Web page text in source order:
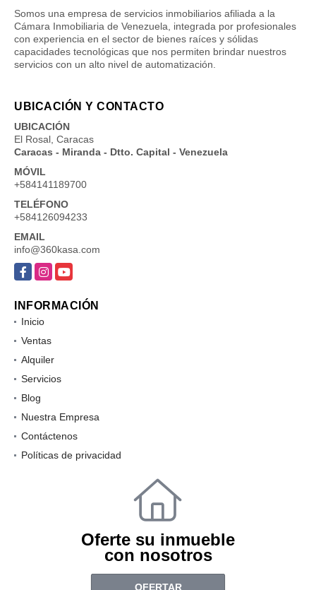
Somos una empresa de servicios inmobiliarios afiliada a la
Cámara Inmobiliaria de Venezuela, integrada por profesionales
con experiencia en el sector de bienes raíces y sólidas
capacidades tecnológicas que nos permiten brindar nuestros
servicios con un alto nivel de automatización.
UBICACIÓN Y CONTACTO
UBICACIÓN
El Rosal, Caracas
Caracas - Miranda - Dtto. Capital - Venezuela
MÓVIL
+584141189700
TELÉFONO
+584126094233
EMAIL
info@360kasa.com
Facebook
InstagramYouTube
INFORMACIÓN
Inicio
Ventas
Alquiler
Servicios
Blog
Nuestra Empresa
Contáctenos
Políticas de privacidad
Oferte su inmueble
con nosotros
OFERTAR